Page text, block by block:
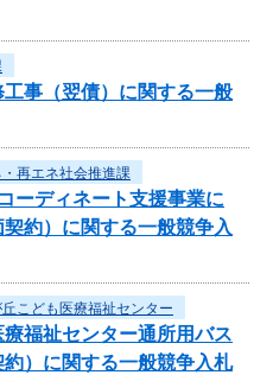
事（翌債）に関する一般
再エネ社会推進課
ーディネート支援事業に
約）に関する一般競争入
こども医療福祉センター
福祉センター通所用バス
）に関する一般競争入札